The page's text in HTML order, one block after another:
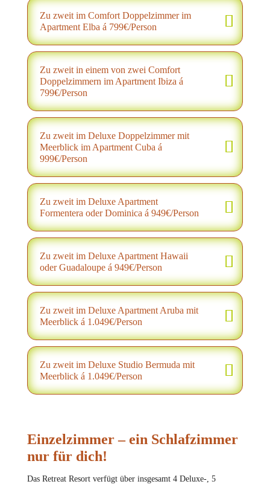
Zu zweit im Comfort Doppelzimmer im
Apartment Elba á 799€/Person
Zu zweit in einem von zwei Comfort
Doppelzimmern im Apartment Ibiza á
799€/Person
Zu zweit im Deluxe Doppelzimmer mit
Meerblick im Apartment Cuba á
999€/Person
Zu zweit im Deluxe Apartment
Formentera oder Dominica á 949€/Person
Zu zweit im Deluxe Apartment Hawaii
oder Guadaloupe á 949€/Person
Zu zweit im Deluxe Apartment Aruba mit
Meerblick á 1.049€/Person
Zu zweit im Deluxe Studio Bermuda mit
Meerblick á 1.049€/Person
Einzelzimmer – ein Schlafzimmer
nur für dich!
Das Retreat Resort verfügt über insgesamt 4 Deluxe-, 5